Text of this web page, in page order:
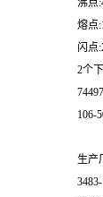
沸点
熔点
闪点
2个
106-
生产